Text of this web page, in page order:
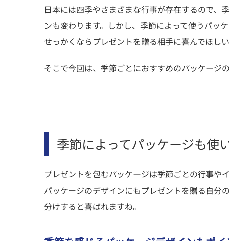
日本には四季やさまざまな行事が存在するので、
ンも変わります。しかし、季節によって使うパッ
せっかくならプレゼントを贈る相手に喜んでほしい
そこで今回は、季節ごとにおすすめのパッケージ
季節によってパッケージも使
プレゼントを包むパッケージは季節ごとの行事や
パッケージのデザインにもプレゼントを贈る自分
分けすると喜ばれますね。